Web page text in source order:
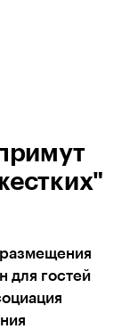
размещения
для гостей